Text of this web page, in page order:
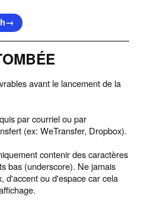
→
avant le lancement de la
par courriel ou par
(ex: WeTransfer, Dropbox).
contenir des caractères
bas (underscore). Ne jamais
d'accent ou d'espace car cela